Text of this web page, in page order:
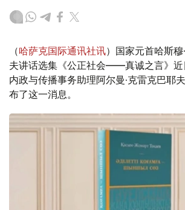
（哈萨克国际通讯社讯）国家元首哈斯
夫讲话选集《公正社会——真诚之言》近
内政与传播事务助理阿尔曼·克雷克巴耶
布了这一消息。